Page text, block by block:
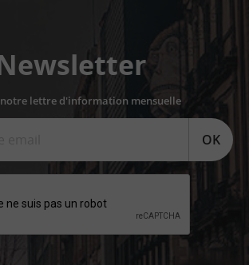
notre lettre d'information mensuelle
OK